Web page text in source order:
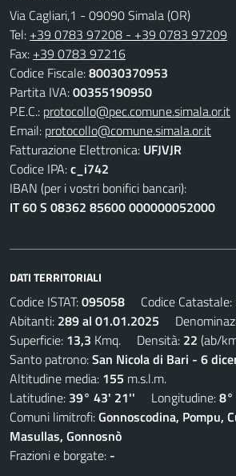
Via Cagliari,1 - 09090 Simala (OR)
Tel: +39 0783 97208 - +39 0783 97209
Fax: +39 0783 97216
Codice Fiscale:80030370953
Partita IVA:00355190950
P.E.C.: protocollo@pec.comune.simala.or.it
Email: protocollo@comune.simala.or.it
Fatturazione Elettronica: UFJVJR
Codice IPA:c_i742
IBAN (per i vostri bonifici bancari):
IT 60 S 08362 85600 000000052000
DATI TERRITORIALI
Codice ISTAT:095058 Codice Catastale:
Abitanti: 289 al 01.01.2025
Superficie: 13,3 Kmq. Densità: 22 (ab/
Santo patrono:San Nicola di Bari - 6
Altitudine media: 155 m.s.l.m.
Latitudine: 39° 43' 21'' Longitudine:
Comuni limitrofi:Gonnoscodina, Pompu,
Masullas, Gonnosnò
Frazioni e borgate: -